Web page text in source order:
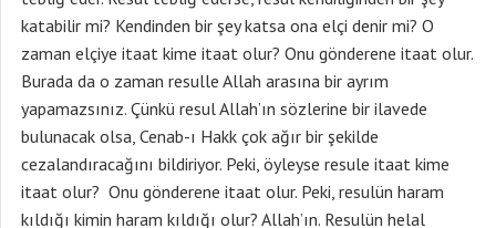
katabilir mi? Kendinden bir şey katsa ona elçi denir mi? O
zaman elçiye itaat kime itaat olur? Onu gönderene itaat olur.
Burada da o zaman resulle Allah arasına bir ayrım
yapamazsınız. Çünkü resul Allah’ın sözlerine bir ilavede
bulunacak olsa, Cenab-ı Hakk çok ağır bir şekilde
cezalandıracağını bildiriyor. Peki, öyleyse resule itaat kime
itaat olur? Onu gönderene itaat olur. Peki, resulün haram
kıldığı kimin haram kıldığı olur? Allah’ın. Resulün helal